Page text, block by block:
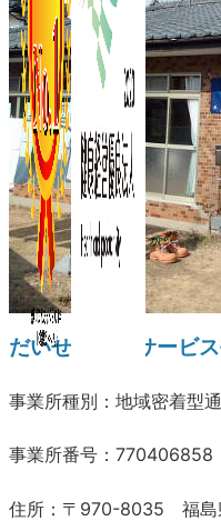
だいせんデイサービ
事業所種別：地域密着型
事業所番号：770406858
住所：〒970-8035 福島